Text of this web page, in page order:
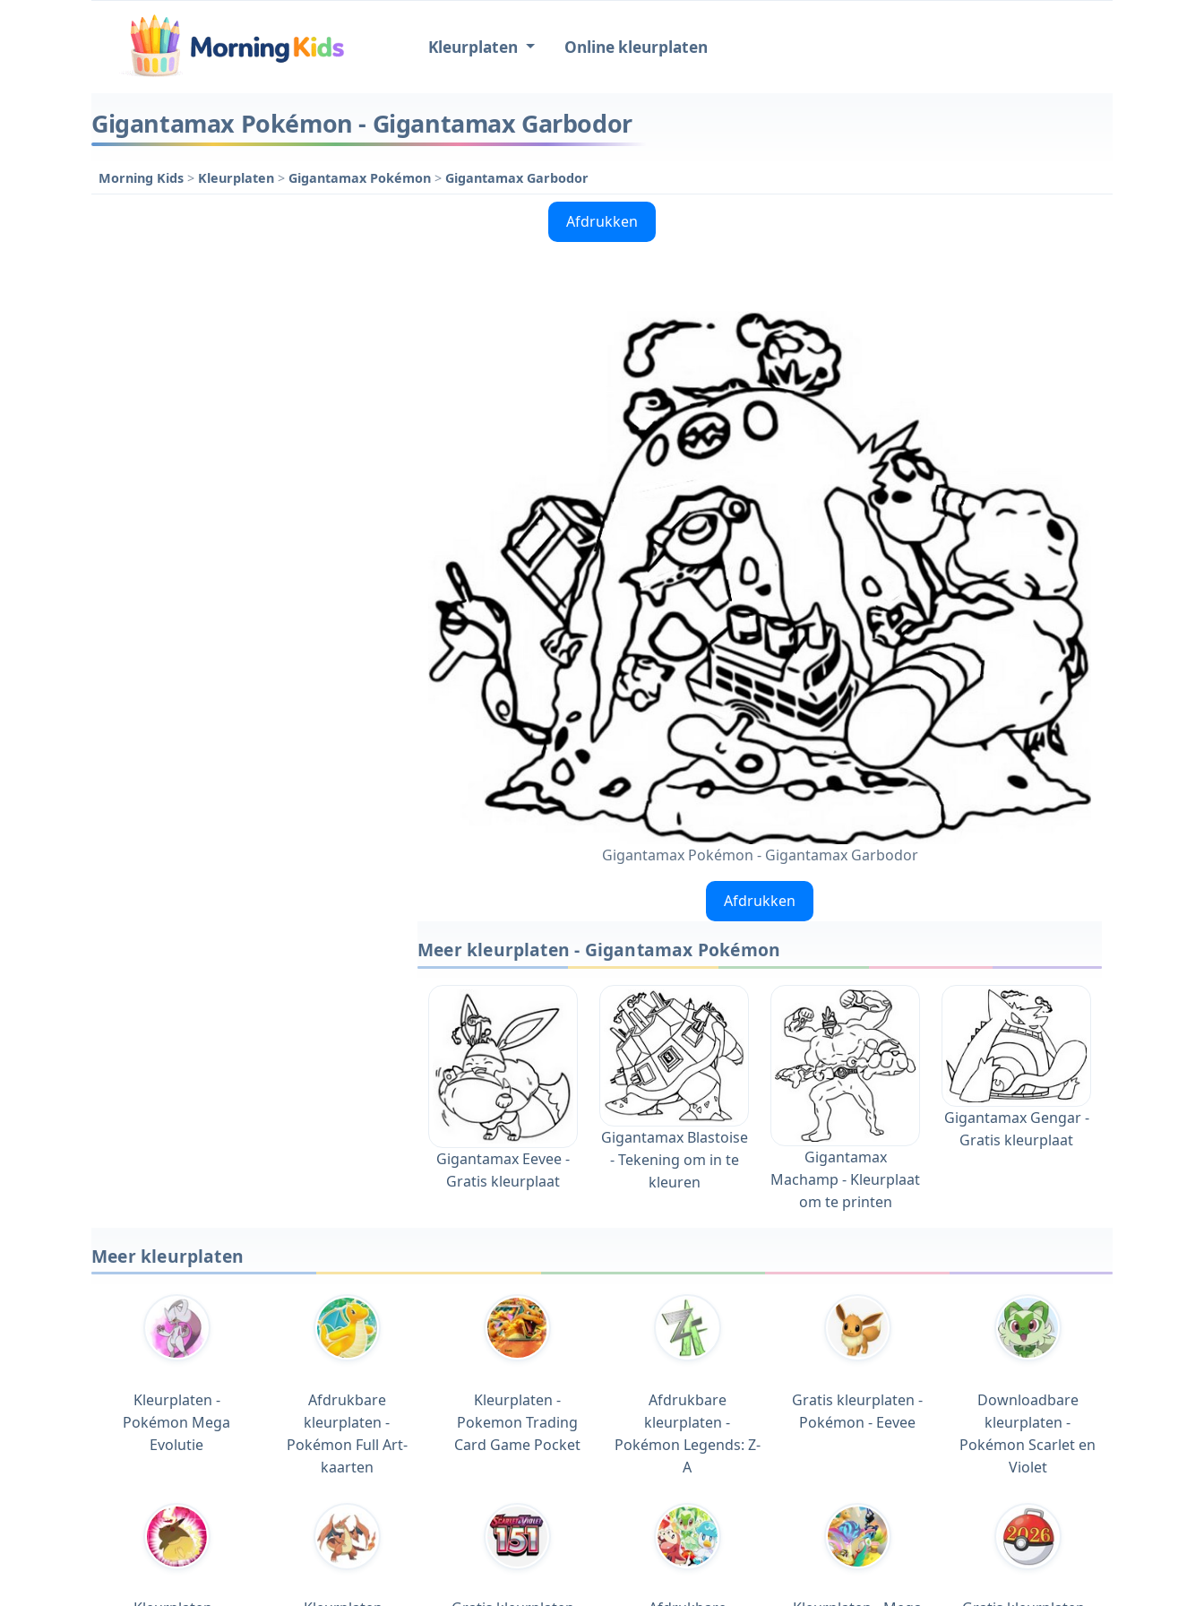
Kleurplaten Online kleurplaten
Gigantamax Pokémon - Gigantamax Garbodor
Morning Kids > Kleurplaten > Gigantamax Pokémon > Gigantamax Garbodor
Afdrukken
Gigantamax Pokémon - Gigantamax Garbodor
Afdrukken
Meer kleurplaten - Gigantamax Pokémon
Gigantamax Eevee -
Gratis kleurplaat
Gigantamax Blastoise
- Tekening om in te
kleuren
Gigantamax
Machamp - Kleurplaat
om te printen
Gigantamax Gengar -
Gratis kleurplaat
Meer kleurplaten
Kleurplaten -
Pokémon Mega
Evolutie
Afdrukbare
kleurplaten -
Pokémon Full Art-
kaarten
Kleurplaten -
Pokemon Trading
Card Game Pocket
Afdrukbare
kleurplaten -
Pokémon Legends: Z-
A
Gratis kleurplaten -
Pokémon - Eevee
Downloadbare
kleurplaten -
Pokémon Scarlet en
Violet